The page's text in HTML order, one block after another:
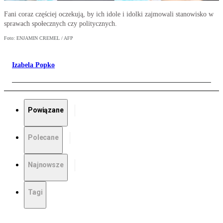
Fani coraz częściej oczekują, by ich idole i idolki zajmowali stanowisko w
sprawach społecznych czy politycznych.
Foto: ENJAMIN CREMEL / AFP
Izabela Popko
Powiązane
Polecane
Najnowsze
Tagi